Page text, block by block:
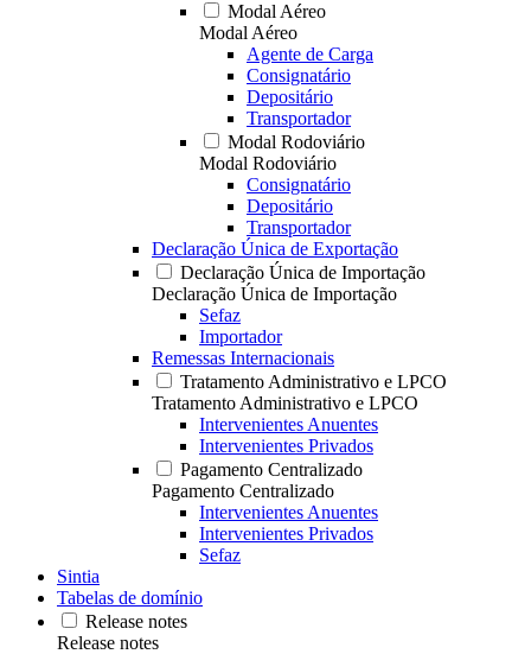
Modal Aéreo
Modal Aéreo
Agente de Carga
Consignatário
Depositário
Transportador
Modal Rodoviário
Modal Rodoviário
Consignatário
Depositário
Transportador
Declaração Única de Exportação
Declaração Única de Importação
Declaração Única de Importação
Sefaz
Importador
Remessas Internacionais
Tratamento Administrativo e LPCO
Tratamento Administrativo e LPCO
Intervenientes Anuentes
Intervenientes Privados
Pagamento Centralizado
Pagamento Centralizado
Intervenientes Anuentes
Intervenientes Privados
Sefaz
Sintia
Tabelas de domínio
Release notes
Release notes